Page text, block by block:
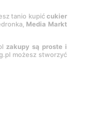
tanio kupićcukier
Media Markt
zakupy są proste i
możesz stworzyć